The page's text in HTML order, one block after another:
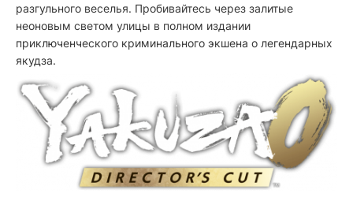
разгульного веселья. Пробивайтесь через залитые
неоновым светом улицы в полном издании
приключенческого криминального экшена о легендарных
якудза.